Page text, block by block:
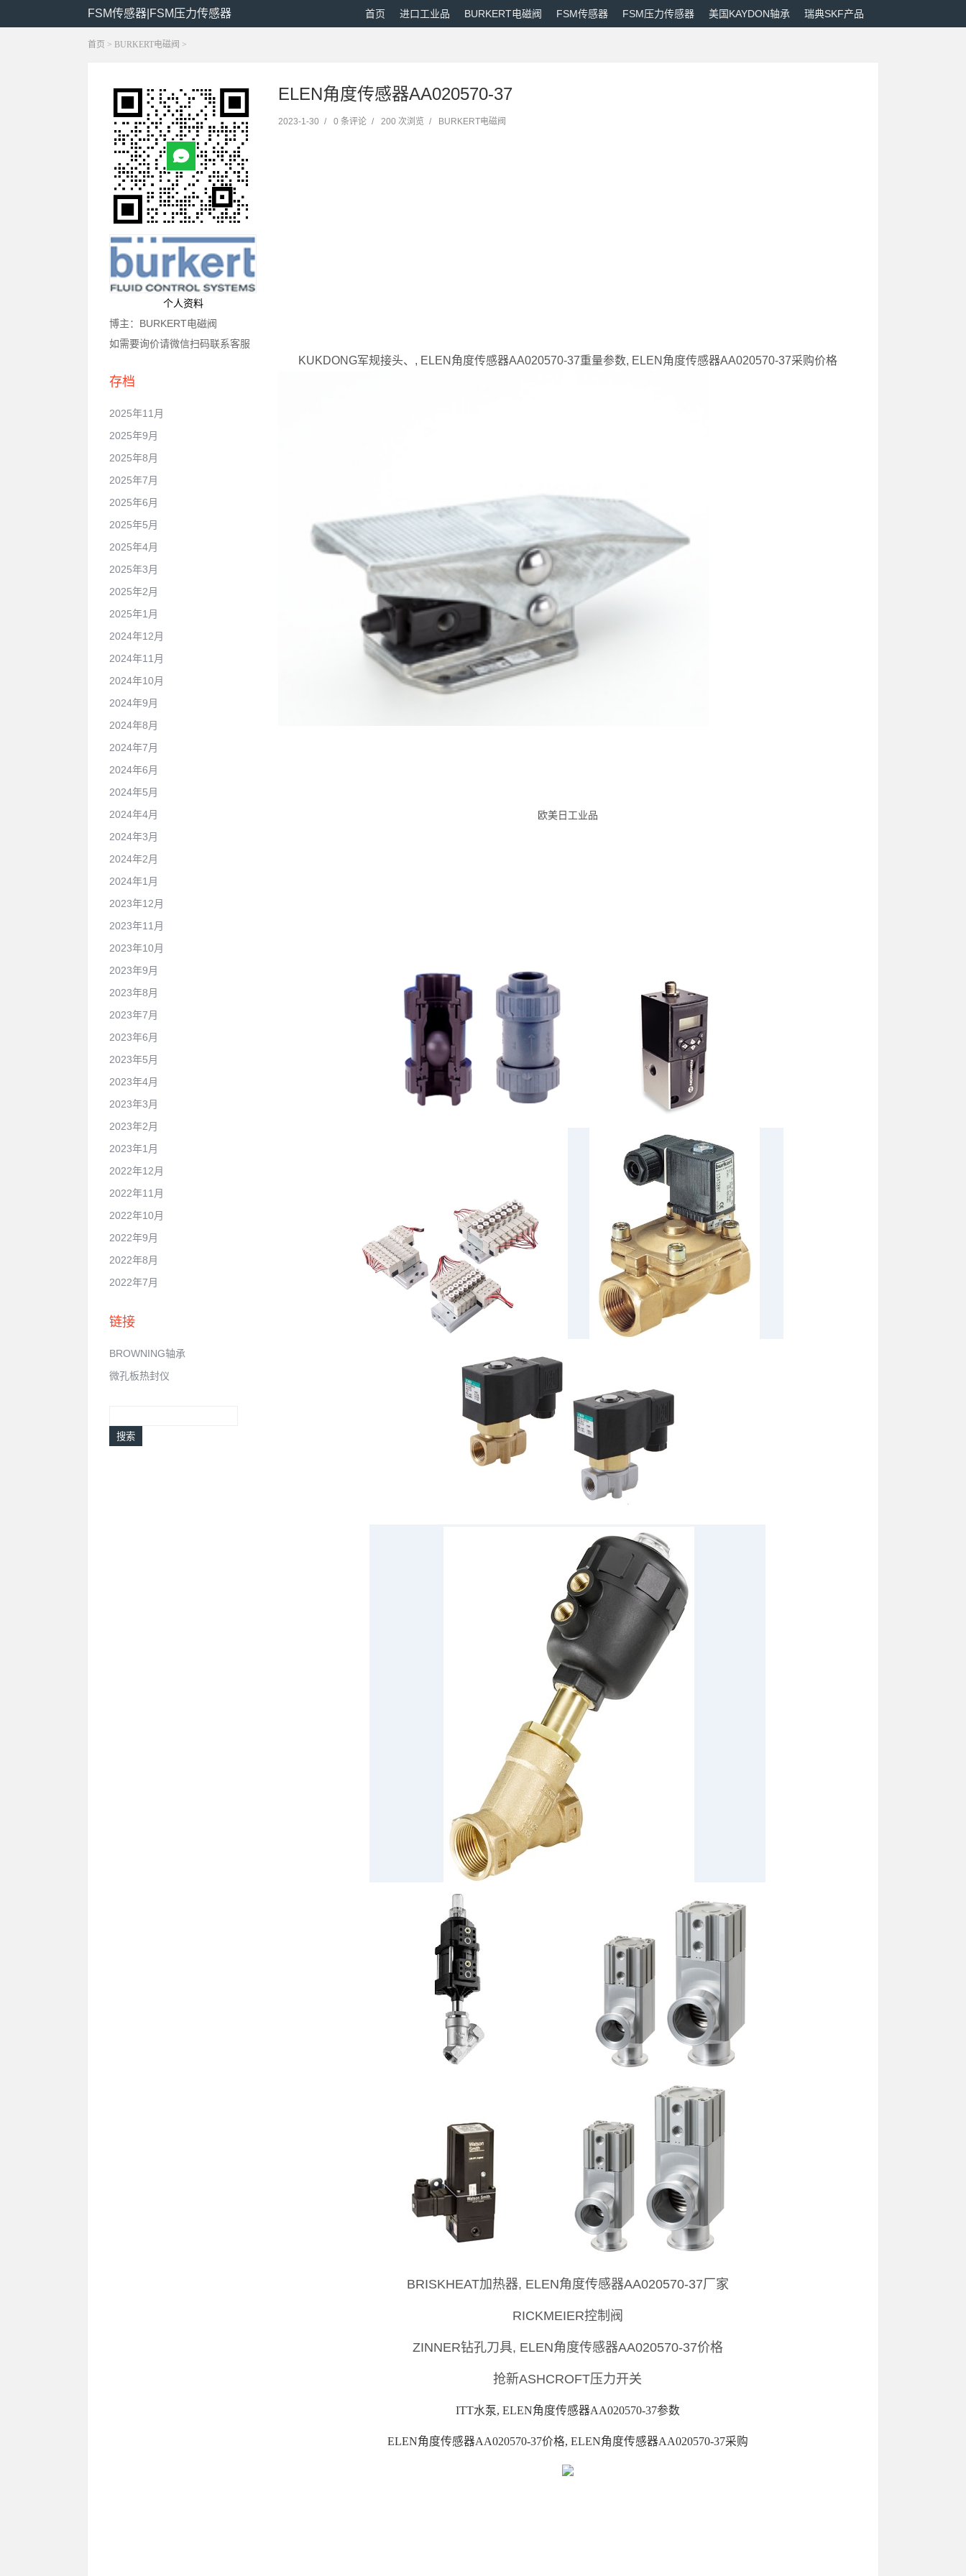
FSM传感器|FSM压力传感器 首页 进口工业品 BURKERT电磁阀 FSM传感器 FSM压力传感器 美国KAYDON轴承 瑞典SKF产品
首页 > BURKERT电磁阀 >
ELEN角度传感器AA020570-37
2023-1-30 / 0 条评论 / 200 次浏览 / BURKERT电磁阀
KUKDONG军规接头、, ELEN角度传感器AA020570-37重量参数, ELEN角度传感器AA020570-37采购价格
欧美日工业品
BRISKHEAT加热器, ELEN角度传感器AA020570-37厂家
RICKMEIER控制阀
ZINNER钻孔刀具, ELEN角度传感器AA020570-37价格
抢新ASHCROFT压力开关
ITT水泵, ELEN角度传感器AA020570-37参数
ELEN角度传感器AA020570-37价格, ELEN角度传感器AA020570-37采购
个人资料
博主：BURKERT电磁阀
如需要询价请微信扫码联系客服
存档
2025年11月
2025年9月
2025年8月
2025年7月
2025年6月
2025年5月
2025年4月
2025年3月
2025年2月
2025年1月
2024年12月
2024年11月
2024年10月
2024年9月
2024年8月
2024年7月
2024年6月
2024年5月
2024年4月
2024年3月
2024年2月
2024年1月
2023年12月
2023年11月
2023年10月
2023年9月
2023年8月
2023年7月
2023年6月
2023年5月
2023年4月
2023年3月
2023年2月
2023年1月
2022年12月
2022年11月
2022年10月
2022年9月
2022年8月
2022年7月
链接
BROWNING轴承
微孔板热封仪
搜索